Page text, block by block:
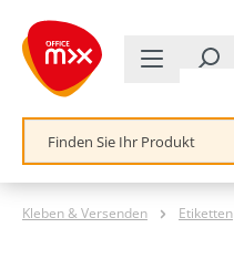
springen
Kleben & Versenden Etiketten